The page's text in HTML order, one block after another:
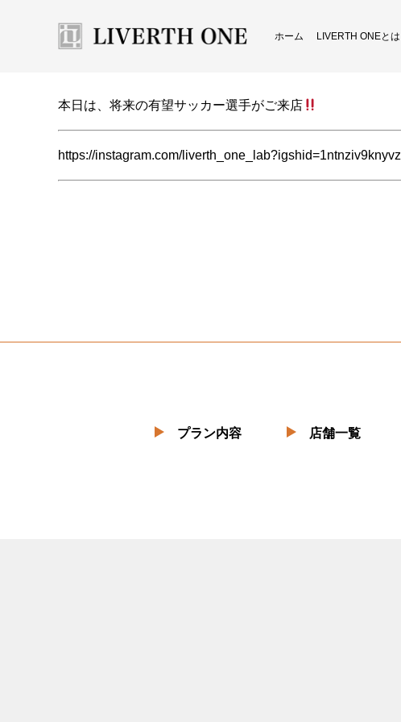
ホーム LIVERTH ONEとは
本日は、将来の有望サッカー選手がご来店
https://instagram.com/liverth_one_lab?igshid=1ntnziv9knyvz
プラン内容 店舗一覧